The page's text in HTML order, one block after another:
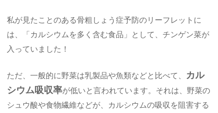
私が見たことのある骨粗しょう症予防のリーフレットに
は、「カルシウムを多く含む食品」として、チンゲン菜が
入っていました！
ただ、一般的に野菜は乳製品や魚類などと比べて、 カル
シウム吸収率が低いと言われています。それは、野菜の
シュウ酸や食物繊維などが、カルシウムの吸収を阻害する